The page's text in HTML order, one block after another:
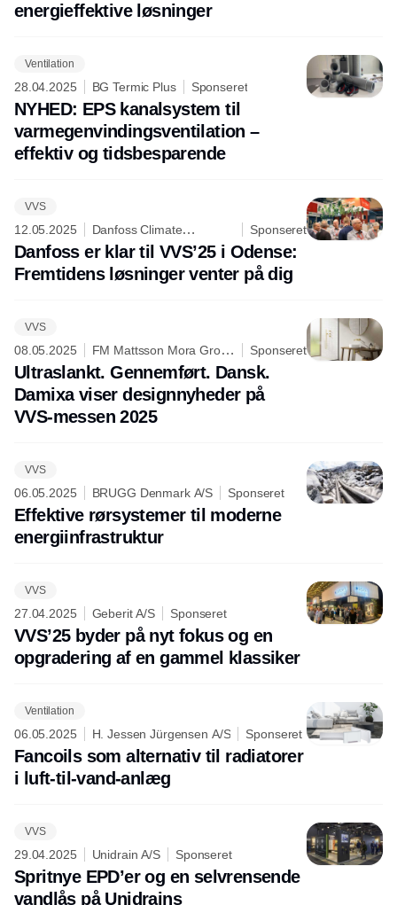
energieffektive løsninger
Ventilation
28.04.2025 BG Termic Plus Sponseret
NYHED: EPS kanalsystem til
varmegenvindingsventilation –
effektiv og tidsbesparende
VVS
12.05.2025
Danfoss Climate
Solutions
Sponseret
Danfoss er klar til VVS’25 i Odense:
Fremtidens løsninger venter på dig
VVS
08.05.2025
FM Mattsson Mora Group
Danmark ApS
Sponseret
Ultraslankt. Gennemført. Dansk.
Damixa viser designnyheder på
VVS-messen 2025
VVS
06.05.2025 BRUGG Denmark A/S Sponseret
Effektive rørsystemer til moderne
energiinfrastruktur
VVS
27.04.2025 Geberit A/S Sponseret
VVS’25 byder på nyt fokus og en
opgradering af en gammel klassiker
Ventilation
06.05.2025 H. Jessen Jürgensen A/S Sponseret
Fancoils som alternativ til radiatorer
i luft-til-vand-anlæg
VVS
29.04.2025 Unidrain A/S Sponseret
Spritnye EPD’er og en selvrensende
vandlås på Unidrains